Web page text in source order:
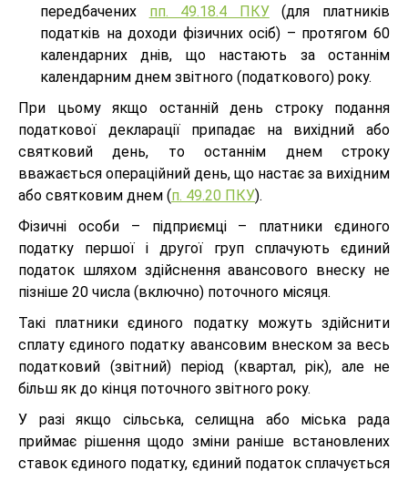
передбачених пп. 49.18.4 ПКУ(для платників
податків на доходи фізичних осіб) – протягом 60
календарних днів, що настають за останнім
календарним днем звітного (податкового) року.
При цьому якщо останній день строку подання
податкової декларації припадає на вихідний або
святковий день, то останнім днем строку
вважається операційний день, що настає за вихідним
або святковим днем (п. 49.20 ПКУ).
Фізичні особи – підприємці – платники єдиного
податку першої і другої груп сплачують єдиний
податок шляхом здійснення авансового внеску не
пізніше 20 числа (включно) поточного місяця.
Такі платники єдиного податку можуть здійснити
сплату єдиного податку авансовим внеском за весь
податковий (звітний) період (квартал, рік), але не
більш як до кінця поточного звітного року.
У разі якщо сільська, селищна або міська рада
приймає рішення щодо зміни раніше встановлених
ставок єдиного податку, єдиний податок сплачується